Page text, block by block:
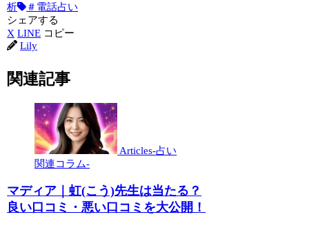
析
＃電話占い
シェアする
X LINE コピー
Lily
関連記事
Articles-占い
関連コラム-
マディア｜虹(こう)先生は当たる？
良い口コミ・悪い口コミを大公開！